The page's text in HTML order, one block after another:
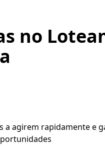
no
agirem rapidamente e